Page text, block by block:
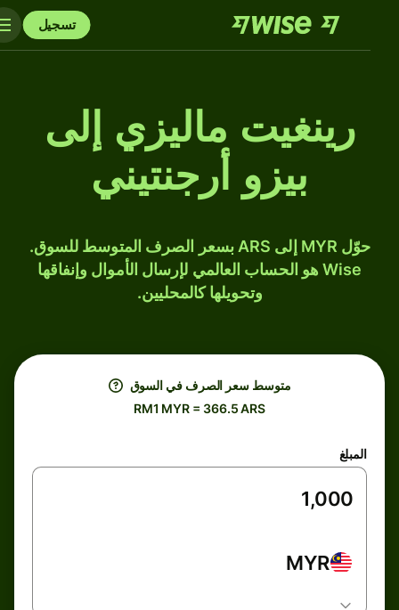
تسجيل
رينغيت ماليزي إلى
بيزو أرجنتيني
حوّل MYR إلى ARS بسعر الصرف المتوسط للسوق.
Wise هو الحساب العالمي لإرسال الأموال وإنفاقها
وتحويلها كالمحليين.
متوسط ​​سعر الصرف في السوق
RM1 MYR = 366.5 ARS
المبلغ
MYR